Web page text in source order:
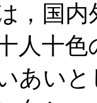
，国内
人十
あい